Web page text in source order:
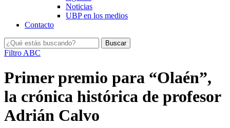
Noticias
UBP en los medios
Contacto
Filtro ABC
Primer premio para “Olaén”,
la crónica histórica de profesor
Adrián Calvo